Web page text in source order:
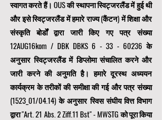
स्वागत करते हैं। OUS की स्थापना स्विट्जरलैंड में हुई थी
और इसे स्विट्जरलैंड में हमारे राज्य (कैंटन) में शिक्षा और
संस्कृति बोर्डों द्वारा जारी किए गए पत्र संख्या
12AUG16kom / DBK DBKS6 - 33 - 60236 के
अनुसार स्विट्जरलैंड में डिप्लोमा संचालित करने और
जारी करने की अनुमति है। हमारे दूरस्थ अध्ययन
कार्यक्रम के तरीकों की समीक्षा की गई और पत्र संख्या
(1523_01/04.14) के अनुसार स्विस संघीय वित्त विभाग
द्वारा "Art. 21 Abs. 2 Ziff.11 Bst" - MWSTG को पूरा किया